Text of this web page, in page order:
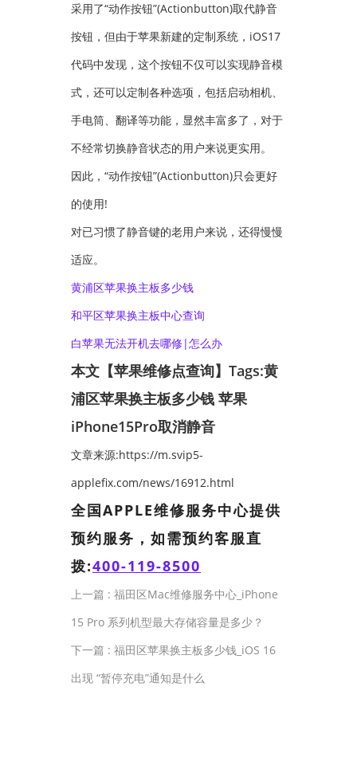
采用了“动作按钮”(Actionbutton)取代静音
按钮，但由于苹果新建的定制系统，iOS17
代码中发现，这个按钮不仅可以实现静音模
式，还可以定制各种选项，包括启动相机、
手电筒、翻译等功能，显然丰富多了，对于
不经常切换静音状态的用户来说更实用。
因此，“动作按钮”(Actionbutton)只会更好
的使用!
对已习惯了静音键的老用户来说，还得慢慢
适应。
黄浦区苹果换主板多少钱
和平区苹果换主板中心查询
白苹果无法开机去哪修|怎么办
本文【苹果维修点查询】Tags:黄
浦区苹果换主板多少钱 苹果
iPhone15Pro取消静音
文章来源:https://m.svip5-
applefix.com/news/16912.html
全国APPLE维修服务中心提供
预约服务，如需预约客服直
拨:400-119-8500
上一篇 : 福田区Mac维修服务中心_iPhone
15 Pro 系列机型最大存储容量是多少？
下一篇 : 福田区苹果换主板多少钱_iOS 16
出现 “暂停充电”通知是什么